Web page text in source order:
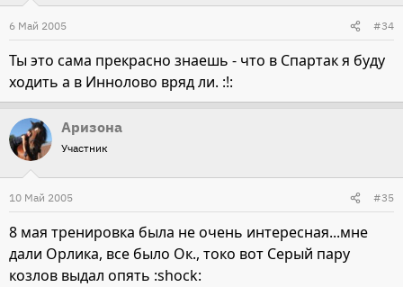
6 Май 2005 #34
Ты это сама прекрасно знаешь - что в Спартак я буду
ходить а в Иннолово вряд ли. :!:
Аризона
Участник
10 Май 2005 #35
8 мая тренировка была не очень интересная...мне
дали Орлика, все было Ок., токо вот Серый пару
козлов выдал опять :shock: